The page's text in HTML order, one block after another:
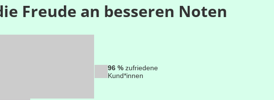
Freude an besseren Noten
96 %zufriedene
Kund*innen